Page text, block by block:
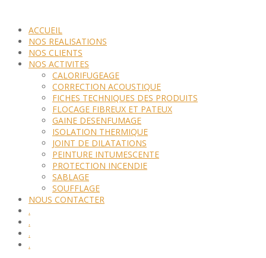
ACCUEIL
NOS REALISATIONS
NOS CLIENTS
NOS ACTIVITES
CALORIFUGEAGE
CORRECTION ACOUSTIQUE
FICHES TECHNIQUES DES PRODUITS
FLOCAGE FIBREUX ET PATEUX
GAINE DESENFUMAGE
ISOLATION THERMIQUE
JOINT DE DILATATIONS
PEINTURE INTUMESCENTE
PROTECTION INCENDIE
SABLAGE
SOUFFLAGE
NOUS CONTACTER
.
.
.
.